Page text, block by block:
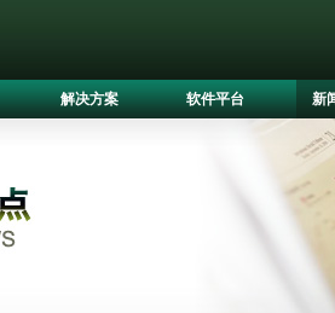
解决方案 软件平台 新